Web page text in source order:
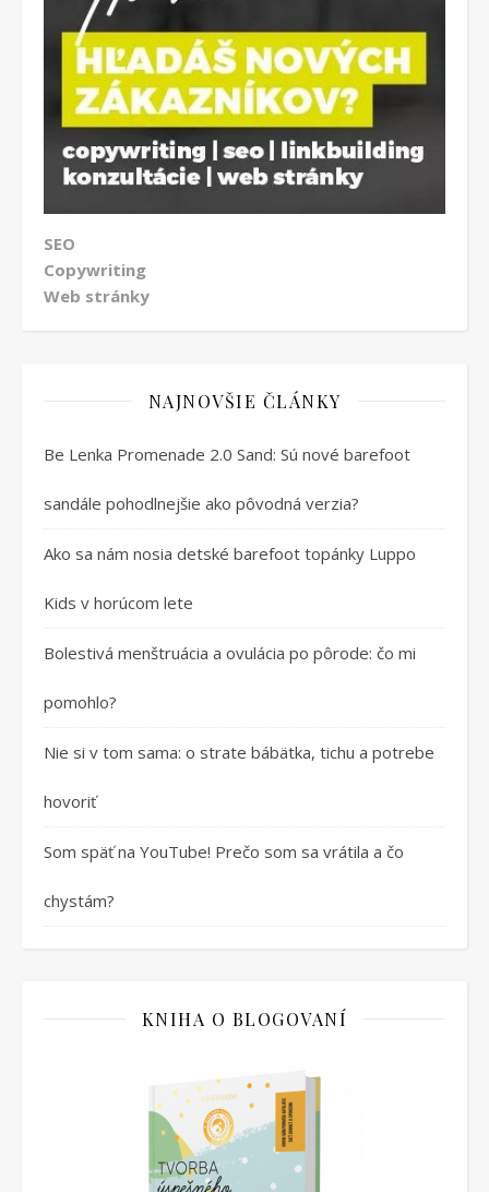
SEO
Copywriting
Web stránky
NAJNOVŠIE ČLÁNKY
Be Lenka Promenade 2.0 Sand: Sú nové barefoot
sandále pohodlnejšie ako pôvodná verzia?
Ako sa nám nosia detské barefoot topánky Luppo
Kids v horúcom lete
Bolestivá menštruácia a ovulácia po pôrode: čo mi
pomohlo?
Nie si v tom sama: o strate bábätka, tichu a potrebe
hovoriť
Som späť na YouTube! Prečo som sa vrátila a čo
chystám?
KNIHA O BLOGOVANÍ